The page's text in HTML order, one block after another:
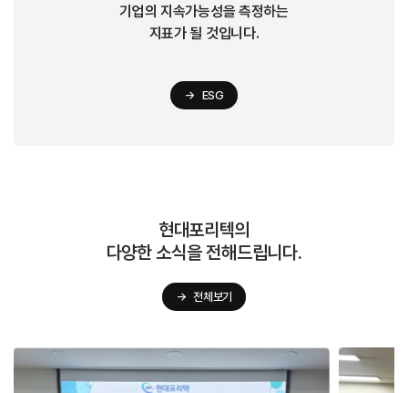
기업의 지속가능성을 측정하는
지표가 될 것입니다.
→ ESG
현대포리텍의
다양한 소식을 전해드립니다.
→ 전체보기